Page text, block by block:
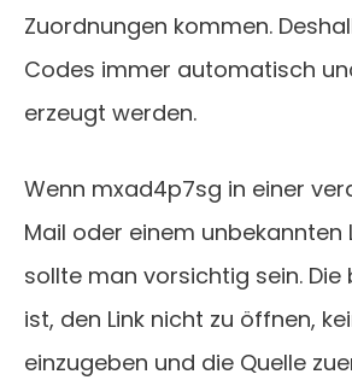
Zuordnungen kommen.
Codes immer automatisch
erzeugt werden.
Wenn mxad4p7sg in einer
Mail oder einem unbekannten
sollte man vorsichtig sein. Die
ist, den Link nicht zu öffnen,
einzugeben und die Quelle